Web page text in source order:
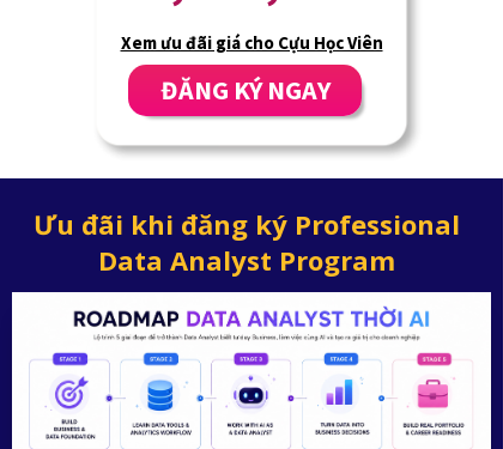
ĐĂNG KÝ NGAY
Xem ưu đãi giá cho Cựu Học Viên
Ưu đãi khi đăng ký Professional
Data Analyst Program